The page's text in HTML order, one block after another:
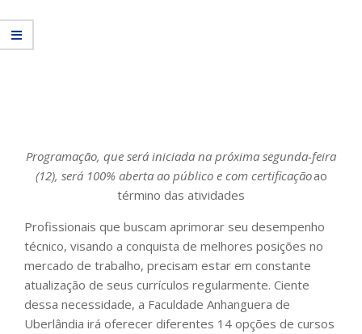
Programação, que será iniciada na próxima segunda-feira
(12), será 100% aberta ao público e com certificaçãoao
término das atividades
Profissionais que buscam aprimorar seu desempenho
técnico, visando a conquista de melhores posições no
mercado de trabalho, precisam estar em constante
atualização de seus currículos regularmente. Ciente
dessa necessidade, a Faculdade Anhanguera de
Uberlândia irá oferecer diferentes 14 opções de cursos